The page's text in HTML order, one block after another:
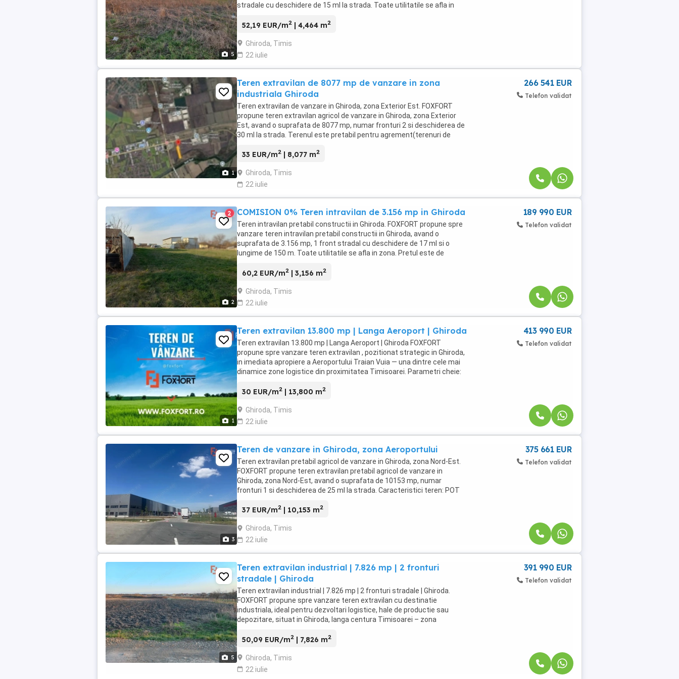
5
stradale cu deschidere de 15 ml la strada. Toate utilitatile se afla in
52,19 EUR/m2 | 4,464 m2
Ghiroda, Timis
22 iulie
1
Teren extravilan de 8077 mp de vanzare in zona
industriala Ghiroda
Teren extravilan de vanzare in Ghiroda, zona Exterior Est. FOXFORT
propune teren extravilan agricol de vanzare in Ghiroda, zona Exterior
Est, avand o suprafata de 8077 mp, numar fronturi 2 si deschiderea de
30 ml la strada. Terenul este pretabil pentru agrement(terenuri de
33 EUR/m2 | 8,077 m2
Ghiroda, Timis
22 iulie
266 541 EUR
Telefon validat
2
2 COMISION 0% Teren intravilan de 3.156 mp in Ghiroda
Teren intravilan pretabil constructii in Ghiroda. FOXFORT propune spre
vanzare teren intravilan pretabil constructii in Ghiroda, avand o
suprafata de 3.156 mp, 1 front stradal cu deschidere de 17 ml si o
lungime de 150 m. Toate utilitatile se afla in zona. Pretul este de
60,2 EUR/m2 | 3,156 m2
Ghiroda, Timis
22 iulie
189 990 EUR
Telefon validat
1
Teren extravilan 13.800 mp | Langa Aeroport | Ghiroda
Teren extravilan 13.800 mp | Langa Aeroport | Ghiroda FOXFORT
propune spre vanzare teren extravilan , pozitionat strategic in Ghiroda,
in imediata apropiere a Aeroportului Traian Vuia — una dintre cele mai
dinamice zone logistice din proximitatea Timisoarei. Parametri cheie:
30 EUR/m2 | 13,800 m2
Ghiroda, Timis
22 iulie
413 990 EUR
Telefon validat
3
Teren de vanzare in Ghiroda, zona Aeroportului
Teren extravilan pretabil agricol de vanzare in Ghiroda, zona Nord-Est.
FOXFORT propune teren extravilan pretabil agricol de vanzare in
Ghiroda, zona Nord-Est, avand o suprafata de 10153 mp, numar
fronturi 1 si deschiderea de 25 ml la strada. Caracteristici teren: POT
37 EUR/m2 | 10,153 m2
Ghiroda, Timis
22 iulie
375 661 EUR
Telefon validat
5
Teren extravilan industrial | 7.826 mp | 2 fronturi
stradale | Ghiroda
Teren extravilan industrial | 7.826 mp | 2 fronturi stradale | Ghiroda.
FOXFORT propune spre vanzare teren extravilan cu destinatie
industriala, ideal pentru dezvoltari logistice, hale de productie sau
depozitare, situat in Ghiroda, langa centura Timisoarei – zona
50,09 EUR/m2 | 7,826 m2
Ghiroda, Timis
22 iulie
391 990 EUR
Telefon validat